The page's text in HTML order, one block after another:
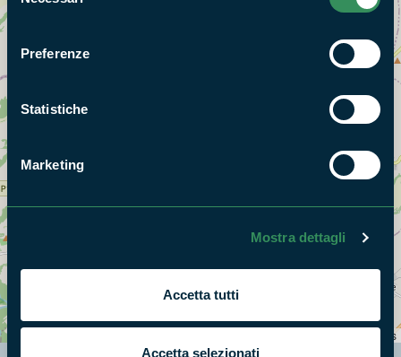
consenso
Preferenze
Statistiche
Marketing
Mostra dettagli
Accetta tutti
Accetta selezionati
−
contributors